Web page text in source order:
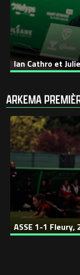
Ian Cathro et
ARKEMA
ASSE 1-1 Fleury,